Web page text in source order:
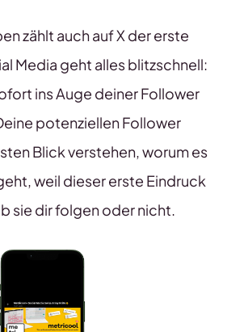
zählt auch auf X der erste
Media geht alles blitzschnell:
ins Auge deiner Follower
potenziellen Follower
Blick verstehen, worum es
weil dieser erste Eindruck
sie dir folgen oder nicht.